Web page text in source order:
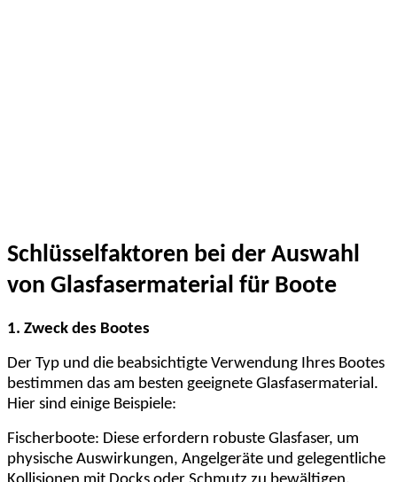
Schlüsselfaktoren bei der Auswahl
von Glasfasermaterial für Boote
1. Zweck des Bootes
Der Typ und die beabsichtigte Verwendung Ihres Bootes
bestimmen das am besten geeignete Glasfasermaterial.
Hier sind einige Beispiele:
Fischerboote: Diese erfordern robuste Glasfaser, um
physische Auswirkungen, Angelgeräte und gelegentliche